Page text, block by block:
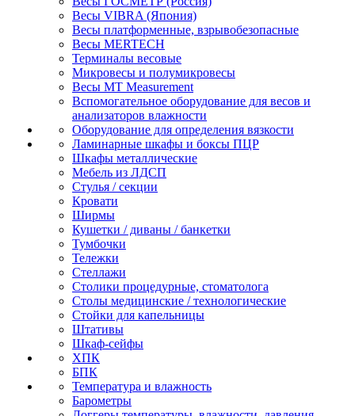
Весы VIBRA (Япония)
Весы платформенные, взрывобезопасные
Весы MERTECH
Терминалы весовые
Микровесы и полумикровесы
Весы MT Measurement
Вспомогательное оборудование для весов и
анализаторов влажности
Оборудование для определения вязкости
Ламинарные шкафы и боксы ПЦР
Шкафы металлические
Мебель из ЛДСП
Стулья / секции
Кровати
Ширмы
Кушетки / диваны / банкетки
Тумбочки
Тележки
Стеллажи
Столики процедурные, стоматолога
Столы медицинские / технологические
Стойки для капельницы
Штативы
Шкаф-сейфы
ХПК
БПК
Температура и влажность
Барометры